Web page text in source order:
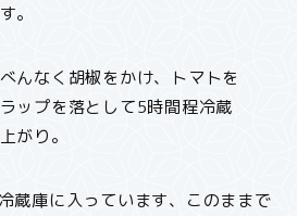
。
んなく胡椒をかけ、トマトを
ップを落として5時間程冷蔵
がり。
蔵庫に入っています、このままで